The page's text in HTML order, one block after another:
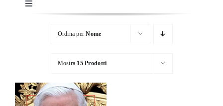
Toggle
Navigation
Chi siamo
Le Collane
Catalogo
Ordina perNome
Mostra 15 Prodotti